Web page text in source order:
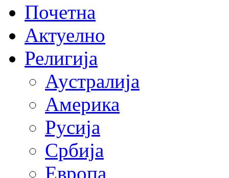
Почетна
Актуелно
Религија
Аустралија
Америка
Русија
Србија
Европа